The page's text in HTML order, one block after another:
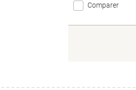
Comparer